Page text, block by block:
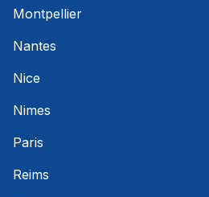
Montpellier
Nantes
Nice
Nimes
Paris
Reims